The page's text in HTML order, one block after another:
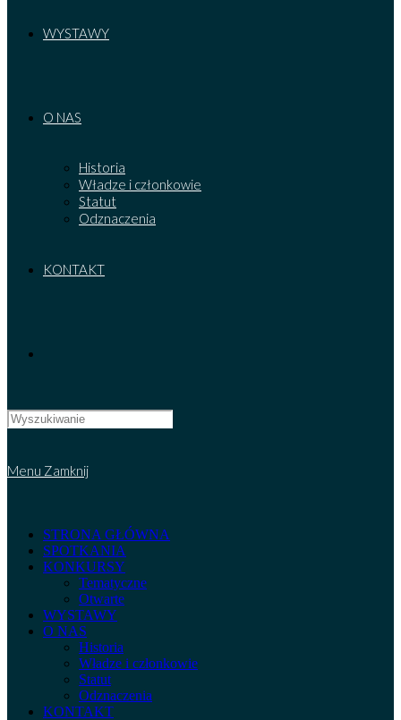
WYSTAWY
O NAS
Historia
Władze i członkowie
Statut
Odznaczenia
KONTAKT
Search
this
Menu Zamknij
STRONA GŁÓWNA
SPOTKANIA
KONKURSY
Tematyczne
Otwarte
WYSTAWY
O NAS
Historia
Władze i członkowie
Statut
Odznaczenia
KONTAKT